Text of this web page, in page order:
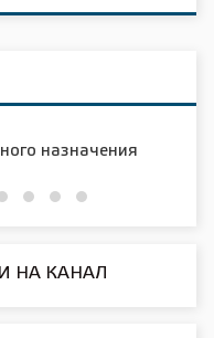
01 Новая
в д/с №16
НА КАНАЛ